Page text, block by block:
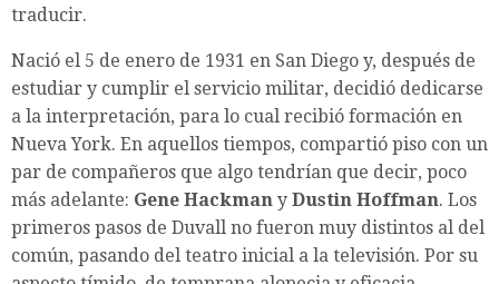
traducir.
Nació el 5 de enero de 1931 en San Diego y, después de
estudiar y cumplir el servicio militar, decidió dedicarse
a la interpretación, para lo cual recibió formación en
Nueva York. En aquellos tiempos, compartió piso con un
par de compañeros que algo tendrían que decir, poco
más adelante: Gene Hackman y Dustin Hoffman. Los
primeros pasos de Duvall no fueron muy distintos al del
común, pasando del teatro inicial a la televisión. Por su